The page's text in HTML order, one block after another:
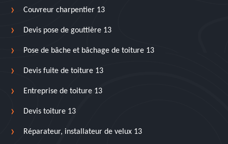
Couvreur charpentier 13
Devis pose de gouttière 13
Pose de bâche et bâchage de toiture 13
Devis fuite de toiture 13
Entreprise de toiture 13
Devis toiture 13
Réparateur, installateur de velux 13